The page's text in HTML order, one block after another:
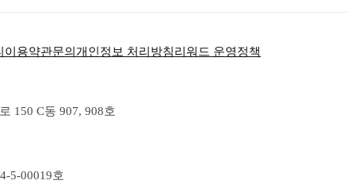
이용약관문의개인정보 처리방침리워드 운영정책
150 C동 907, 908호
5-00019호